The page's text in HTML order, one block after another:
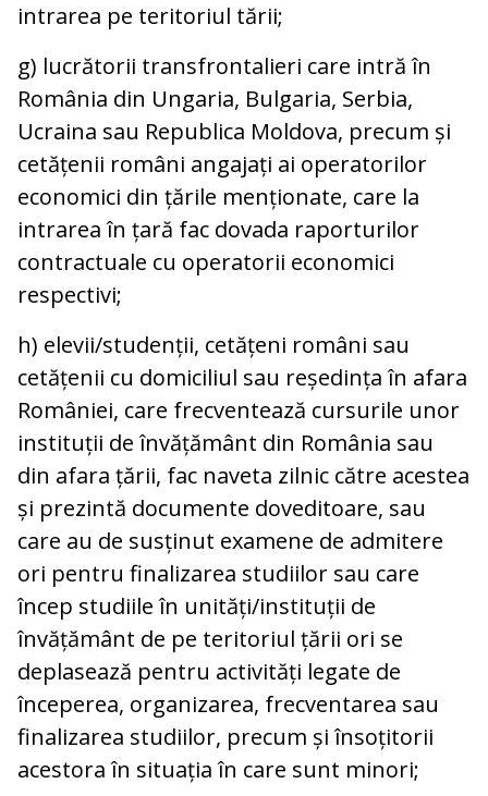
intrarea pe teritoriul tării;
g) lucrătorii transfrontalieri care intră în
România din Ungaria, Bulgaria, Serbia,
Ucraina sau Republica Moldova, precum și
cetățenii români angajați ai operatorilor
economici din țările menționate, care la
intrarea în țară fac dovada raporturilor
contractuale cu operatorii economici
respectivi;
h) elevii/studenții, cetățeni români sau
cetățenii cu domiciliul sau reședința în afara
României, care frecventează cursurile unor
instituții de învățământ din România sau
din afara țării, fac naveta zilnic către acestea
și prezintă documente doveditoare, sau
care au de susținut examene de admitere
ori pentru finalizarea studiilor sau care
încep studiile în unități/instituții de
învățământ de pe teritoriul țării ori se
deplasează pentru activități legate de
începerea, organizarea, frecventarea sau
finalizarea studiilor, precum și însoțitorii
acestora în situația în care sunt minori;